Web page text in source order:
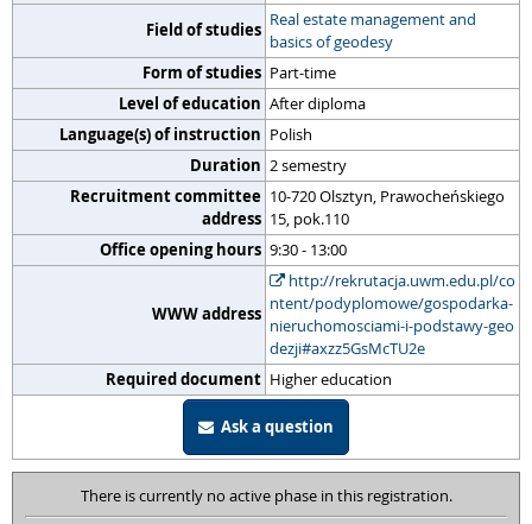
Field of studies Real estate management and
basics of geodesy
Form of studies Part-time
Level of education After diploma
Language(s) of instruction Polish
Duration 2 semestry
Recruitment committee
address
10-720 Olsztyn, Prawocheńskiego
15, pok.110
Office opening hours 9:30 - 13:00
WWW address
http://rekrutacja.uwm.edu.pl/co
ntent/podyplomowe/gospodarka-
nieruchomosciami-i-podstawy-geo
dezji#axzz5GsMcTU2e
Required document Higher education
Ask a question
There is currently no active phase in this registration.